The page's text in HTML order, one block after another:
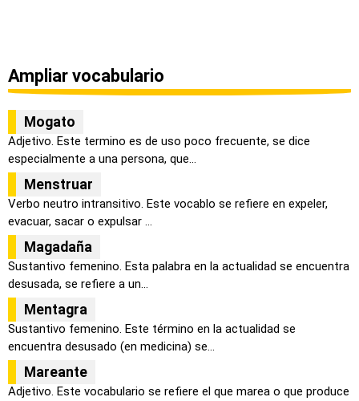
Ampliar vocabulario
Mogato
Adjetivo. Este termino es de uso poco frecuente, se dice
especialmente a una persona, que...
Menstruar
Verbo neutro intransitivo. Este vocablo se refiere en expeler,
evacuar, sacar o expulsar ...
Magadaña
Sustantivo femenino. Esta palabra en la actualidad se encuentra
desusada, se refiere a un...
Mentagra
Sustantivo femenino. Este término en la actualidad se
encuentra desusado (en medicina) se...
Mareante
Adjetivo. Este vocabulario se refiere el que marea o que produce